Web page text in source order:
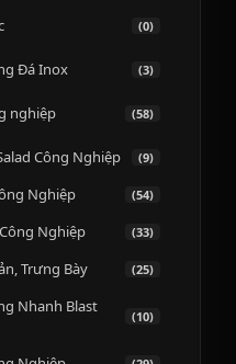
(0)
Đá Inox (3)
nghiệp (58)
Công Nghiệp (9)
Nghiệp (54)
Nghiệp (33)
Trưng Bày (25)
Nhanh Blast
(10)